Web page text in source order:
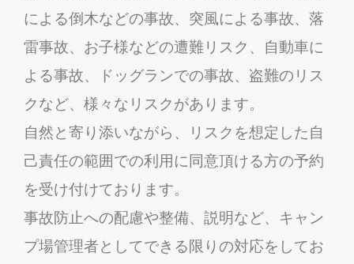
による倒木などの事故、突風による事故、落
雷事故、お子様などの遭難リスク、自動車に
よる事故、ドッグランでの事故、盗難のリス
クなど、様々なリスクがあります。
自然と寄り添いながら、リスクを想定した自
己責任の範囲での利用に同意頂ける方の予約
を受け付けております。
事故防止への配慮や整備、説明など、キャン
プ場管理者としてできる限りの対応をしてお